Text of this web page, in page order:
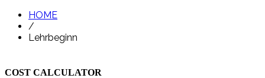
HOME
/
Lehrbeginn
COST CALCULATOR